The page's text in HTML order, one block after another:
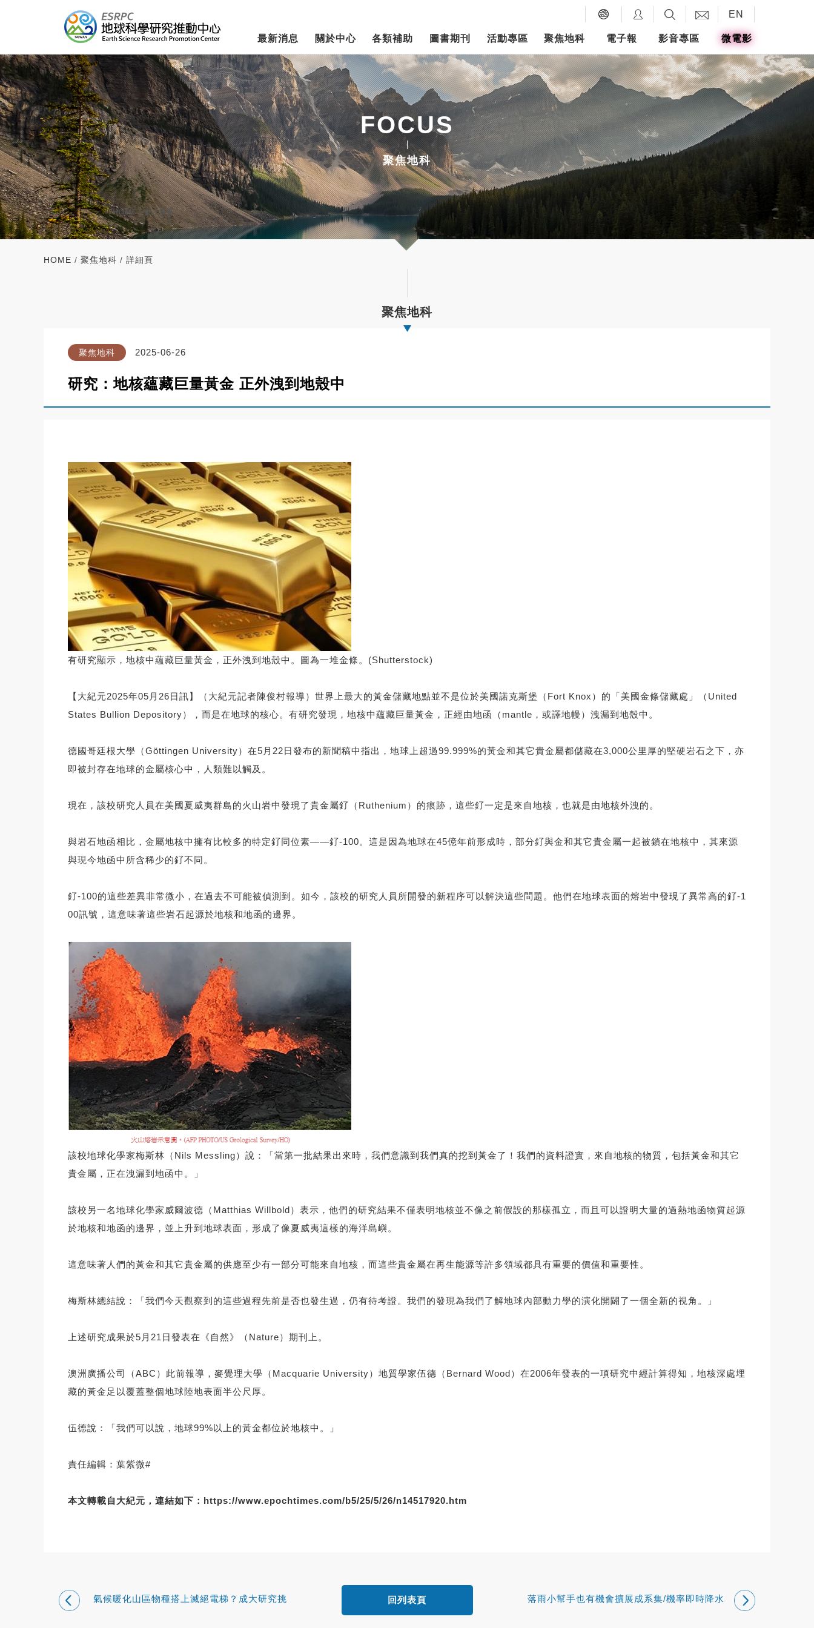
EN
最新消息 關於中心 各類補助 圖書期刊 活動專區 聚焦地科 電子報 影音專區 微電影
FOCUS
聚焦地科
HOME / 聚焦地科 / 詳細頁
聚焦地科
聚焦地科 2025-06-26
研究：地核蘊藏巨量黃金 正外洩到地殼中
有研究顯示，地核中蘊藏巨量黃金，正外洩到地殼中。圖為一堆金條。(Shutterstock)
【大紀元2025年05月26日訊】（大紀元記者陳俊村報導）世界上最大的黃金儲藏地點並不是位於美國諾克斯堡（Fort Knox）的「美國金條儲藏處」（United
States Bullion Depository），而是在地球的核心。有研究發現，地核中蘊藏巨量黃金，正經由地函（mantle，或譯地幔）洩漏到地殼中。
德國哥廷根大學（Göttingen University）在5月22日發布的新聞稿中指出，地球上超過99.999%的黃金和其它貴金屬都儲藏在3,000公里厚的堅硬岩石之下，亦
即被封存在地球的金屬核心中，人類難以觸及。
現在，該校研究人員在美國夏威夷群島的火山岩中發現了貴金屬釕（Ruthenium）的痕跡，這些釕一定是來自地核，也就是由地核外洩的。
與岩石地函相比，金屬地核中擁有比較多的特定釕同位素——釕-100。這是因為地球在45億年前形成時，部分釕與金和其它貴金屬一起被鎖在地核中，其來源
與現今地函中所含稀少的釕不同。
釕-100的這些差異非常微小，在過去不可能被偵測到。如今，該校的研究人員所開發的新程序可以解決這些問題。他們在地球表面的熔岩中發現了異常高的釕-1
00訊號，這意味著這些岩石起源於地核和地函的邊界。
該校地球化學家梅斯林（Nils Messling）說：「當第一批結果出來時，我們意識到我們真的挖到黃金了！我們的資料證實，來自地核的物質，包括黃金和其它
貴金屬，正在洩漏到地函中。」
該校另一名地球化學家威爾波德（Matthias Willbold）表示，他們的研究結果不僅表明地核並不像之前假設的那樣孤立，而且可以證明大量的過熱地函物質起源
於地核和地函的邊界，並上升到地球表面，形成了像夏威夷這樣的海洋島嶼。
這意味著人們的黃金和其它貴金屬的供應至少有一部分可能來自地核，而這些貴金屬在再生能源等許多領域都具有重要的價值和重要性。
梅斯林總結說：「我們今天觀察到的這些過程先前是否也發生過，仍有待考證。我們的發現為我們了解地球內部動力學的演化開闢了一個全新的視角。」
上述研究成果於5月21日發表在《自然》（Nature）期刊上。
澳洲廣播公司（ABC）此前報導，麥覺理大學（Macquarie University）地質學家伍德（Bernard Wood）在2006年發表的一項研究中經計算得知，地核深處埋
藏的黃金足以覆蓋整個地球陸地表面半公尺厚。
伍德說：「我們可以說，地球99%以上的黃金都位於地核中。」
責任編輯：葉紫微#
本文轉載自大紀元，連結如下： https://www.epochtimes.com/b5/25/5/26/n14517920.htm
氣候暖化山區物種搭上滅絕電梯？成大研究挑
落雨小幫手也有機會擴展成系集/機率即時降水
回列表頁